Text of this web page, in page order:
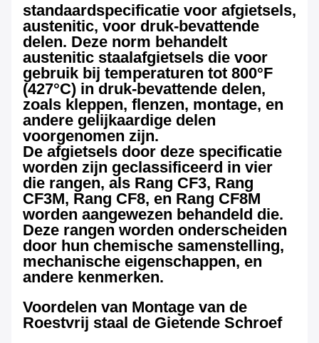
standaardspecificatie voor afgietsels,
austenitic, voor druk-bevattende
delen. Deze norm behandelt
austenitic staalafgietsels die voor
gebruik bij temperaturen tot 800°F
(427°C) in druk-bevattende delen,
zoals kleppen, flenzen, montage, en
andere gelijkaardige delen
voorgenomen zijn.
De afgietsels door deze specificatie
worden zijn geclassificeerd in vier
die rangen, als Rang CF3, Rang
CF3M, Rang CF8, en Rang CF8M
worden aangewezen behandeld die.
Deze rangen worden onderscheiden
door hun chemische samenstelling,
mechanische eigenschappen, en
andere kenmerken.
Voordelen van Montage van de
Roestvrij staal de Gietende Schroef